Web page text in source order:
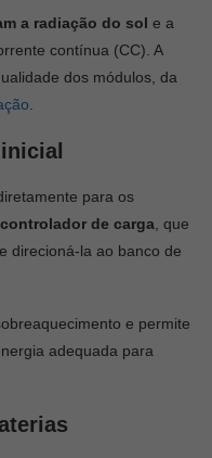
a radiação do sol e a
contínua (CC). A
dos módulos, da
para os
controlador de carga , que
direcioná-la ao banco de
e permite
adequada para